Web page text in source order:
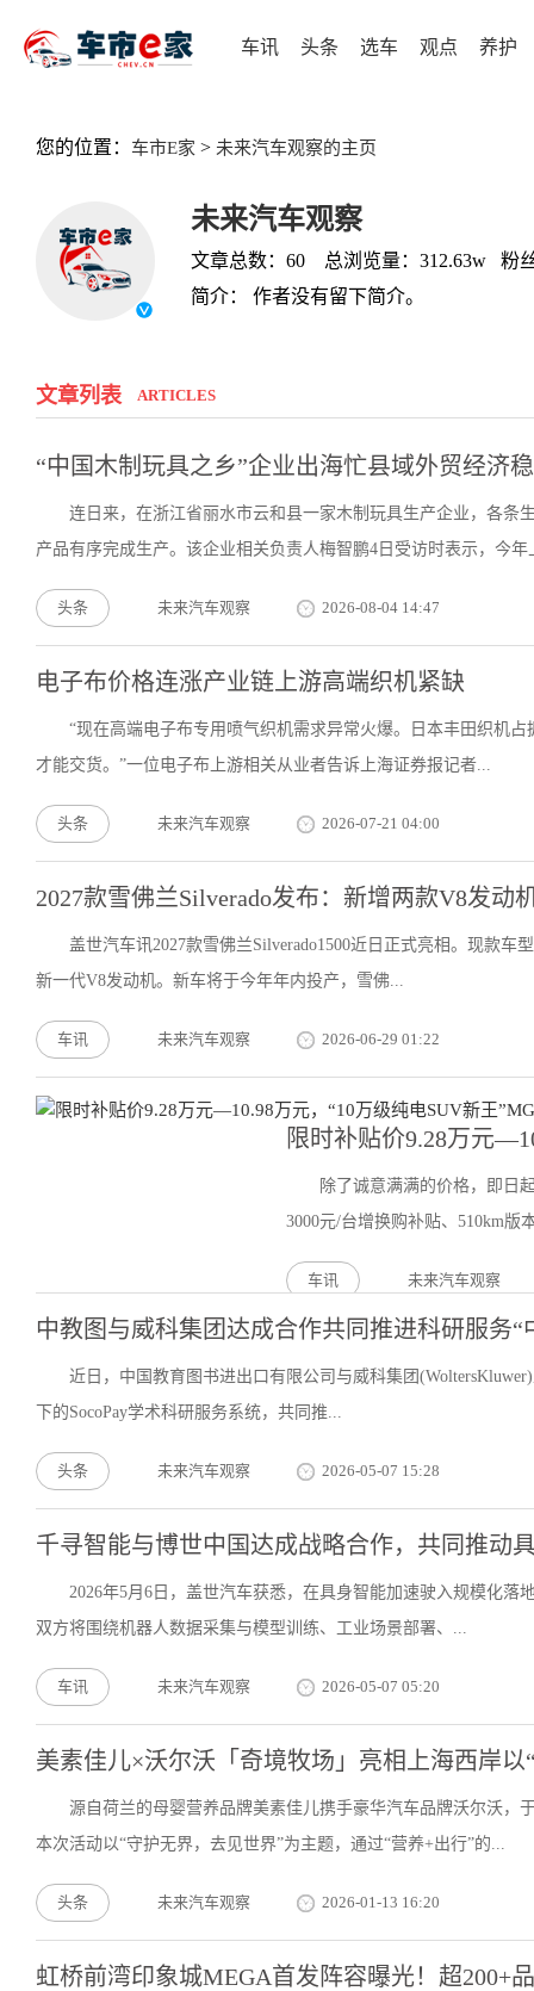
车讯 头条 选车 观点 养护
您的位置： 车市E家 > 未来汽车观察的主页
未来汽车观察
文章总数：60 总浏览量：312.63w 粉
简介： 作者没有留下简介。
文章列表 ARTICLES
“中国木制玩具之乡”企业出海忙县域外贸经济
连日来，在浙江省丽水市云和县一家木制玩具生产企业，各条
产品有序完成生产。该企业相关负责人梅智鹏4日受访时表示，今年
头条 未来汽车观察 2026-08-04 14:47
电子布价格连涨产业链上游高端织机紧缺
“现在高端电子布专用喷气织机需求异常火爆。日本丰田织机
才能交货。”一位电子布上游相关从业者告诉上海证券报记者...
头条 未来汽车观察 2026-07-21 04:00
2027款雪佛兰Silverado发布：新增两款V8发动
盖世汽车讯2027款雪佛兰Silverado1500近日正式亮相。现款
新一代V8发动机。新车将于今年年内投产，雪佛...
车讯 未来汽车观察 2026-06-29 01:22
限时补贴价9.28万元
除了诚意满满的价格，即日
3000元/台增换购补贴、510km版
车讯 未来汽车观察
中教图与威科集团达成合作共同推进科研服务“
近日，中国教育图书进出口有限公司与威科集团
下的SocoPay学术科研服务系统，共同推...
头条 未来汽车观察 2026-05-07 15:28
千寻智能与博世中国达成战略合作，共同推动
2026年5月6日，盖世汽车获悉，在具身智能加速驶入规模化
双方将围绕机器人数据采集与模型训练、工业场景部署、...
车讯 未来汽车观察 2026-05-07 05:20
美素佳儿×沃尔沃「奇境牧场」亮相上海西岸
源自荷兰的母婴营养品牌美素佳儿携手豪华汽车品牌沃尔沃，
本次活动以“守护无界，去见世界”为主题，通过“营养+出行”的...
头条 未来汽车观察 2026-01-13 16:20
虹桥前湾印象城MEGA首发阵容曝光！超200+